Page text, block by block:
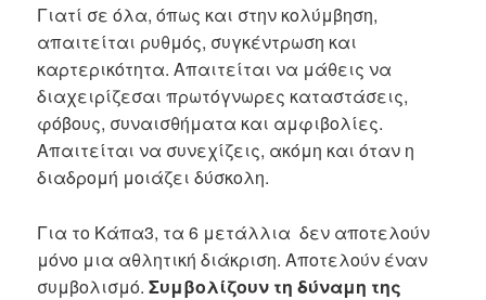
Γιατί σε όλα, όπως και στην κολύμβηση,
απαιτείται ρυθμός, συγκέντρωση και
καρτερικότητα. Απαιτείται να μάθεις να
διαχειρίζεσαι πρωτόγνωρες καταστάσεις,
φόβους, συναισθήματα και αμφιβολίες.
Απαιτείται να συνεχίζεις, ακόμη και όταν η
διαδρομή μοιάζει δύσκολη.
Για το Κάπα3, τα 6 μετάλλια δεν αποτελούν
μόνο μια αθλητική διάκριση. Αποτελούν έναν
συμβολισμό.Συμβολίζουν τη δύναμη της